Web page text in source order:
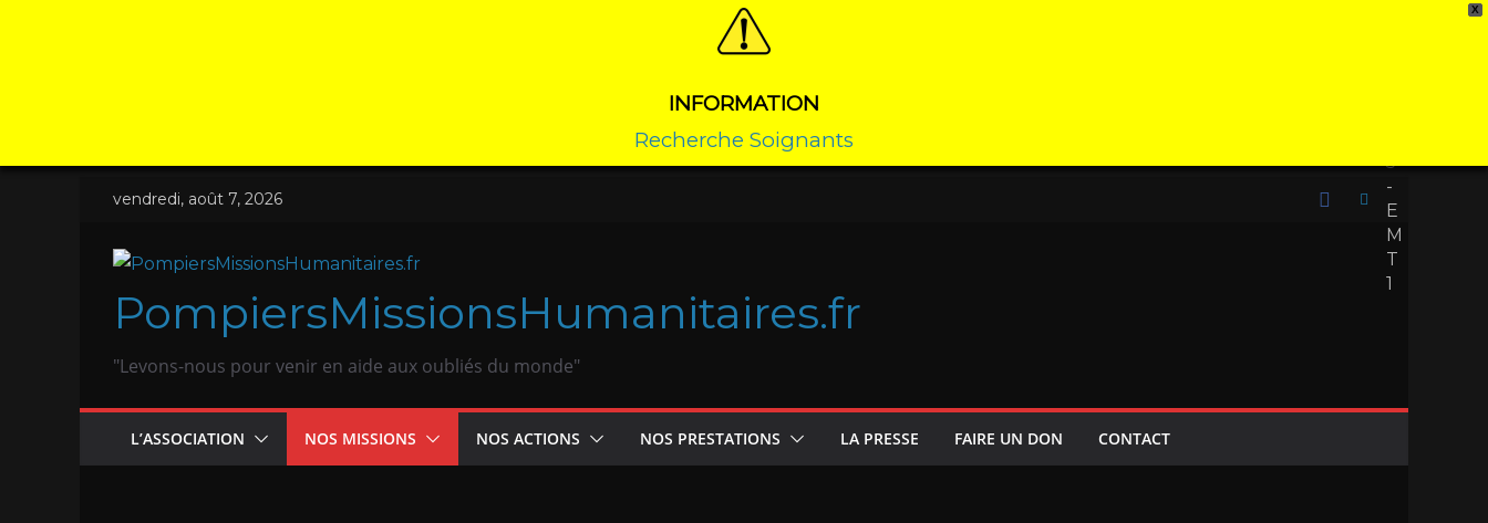
X
INFORMATION
Recherche Soignants
vendredi, août 7, 2026
PompiersMissionsHumanitaires.fr
"Levons-nous pour venir en aide aux oubliés du monde"
5
-
E
M
T
1
L’ASSOCIATION NOS MISSIONS NOS ACTIONS NOS PRESTATIONS LA PRESSE FAIRE UN DON CONTACT